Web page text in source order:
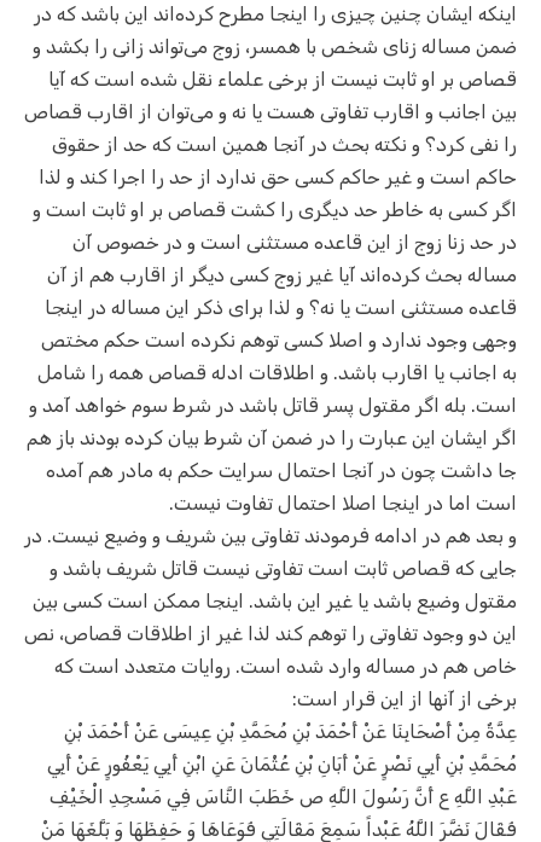
اینکه ایشان چنین چیزی را اینجا مطرح کرده‌اند این باشد که در
ضمن مساله زنای شخص با همسر، زوج می‌تواند زانی را بکشد و
قصاص بر او ثابت نیست از برخی علماء نقل شده‌ است که آیا
بین اجانب و اقارب تفاوتی هست یا نه و می‌توان از اقارب قصاص
را نفی کرد؟ و نکته بحث در آنجا همین است که حد از حقوق
حاکم است و غیر حاکم کسی حق ندارد از حد را اجرا کند و لذا
اگر کسی به خاطر حد دیگری را کشت قصاص بر او ثابت است و
در حد زنا زوج از این قاعده مستثنی است و در خصوص آن
مساله بحث کرده‌اند آیا غیر زوج کسی دیگر از اقارب هم از آن
قاعده مستثنی است یا نه؟ و لذا برای ذکر این مساله در اینجا
وجهی وجود ندارد و اصلا کسی توهم نکرده است حکم مختص
به اجانب یا اقارب باشد. و اطلاقات ادله قصاص همه را شامل
است. بله اگر مقتول پسر قاتل باشد در شرط سوم خواهد آمد و
اگر ایشان این عبارت را در ضمن آن شرط بیان کرده بودند باز هم
جا داشت چون در آنجا احتمال سرایت حکم به مادر هم آمده
است اما در اینجا اصلا احتمال تفاوت نیست.
و بعد هم در ادامه فرمودند تفاوتی بین شریف و وضیع نیست. در
جایی که قصاص ثابت است تفاوتی نیست قاتل شریف باشد و
مقتول وضیع باشد یا غیر این باشد. اینجا ممکن است کسی بین
این دو وجود تفاوتی را توهم کند لذا غیر از اطلاقات قصاص، نص
خاص هم در مساله وارد شده است. روایات متعدد است که
برخی از آنها از این قرار است:
عِدَّةٌ مِنْ أَصْحَابِنَا عَنْ أَحْمَدَ بْنِ مُحَمَّدِ بْنِ عِيسَى عَنْ أَحْمَدَ بْنِ
مُحَمَّدِ بْنِ أَبِي نَصْرٍ عَنْ أَبَانِ بْنِ عُثْمَانَ عَنِ ابْنِ أَبِي يَعْفُورٍ عَنْ أَبِي
عَبْدِ اللَّهِ ع أَنَّ رَسُولَ اللَّهِ ص خَطَبَ النَّاسَ فِي مَسْجِدِ الْخَيْفِ
فَقَالَ نَضَّرَ اللَّهُ عَبْداً سَمِعَ مَقَالَتِي فَوَعَاهَا وَ حَفِظَهَا وَ بَلَّغَهَا مَنْ